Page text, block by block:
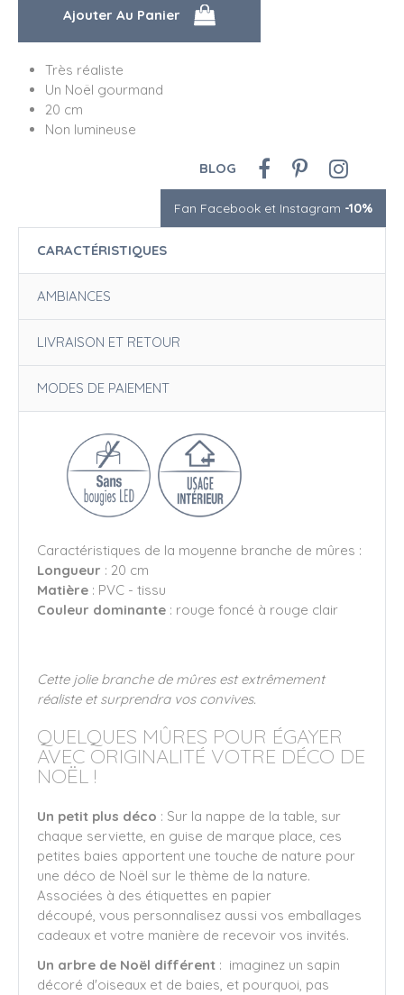
Très réaliste
Un Noël gourmand
20 cm
Non lumineuse
BLOG
Fan Facebook et Instagram -10%
CARACTÉRISTIQUES
AMBIANCES
LIVRAISON ET RETOUR
MODES DE PAIEMENT
Caractéristiques de la moyenne branche de mûres :
Longueur : 20 cm
Matière : PVC - tissu
Couleur dominante : rouge foncé à rouge clair
Cette jolie branche de mûres est extrêmement
réaliste et surprendra vos convives.
QUELQUES MÛRES POUR ÉGAYER
AVEC ORIGINALITÉ VOTRE DÉCO DE
NOËL !
Un petit plus déco : Sur la nappe de la table, sur
chaque serviette, en guise de marque place, ces
petites baies apportent une touche de nature pour
une déco de Noël sur le thème de la nature.
Associées à des étiquettes en papier
découpé, vous personnalisez aussi vos emballages
cadeaux et votre manière de recevoir vos invités.
Un arbre de Noël différent : imaginez un sapin
décoré d'oiseaux et de baies, et pourquoi, pas